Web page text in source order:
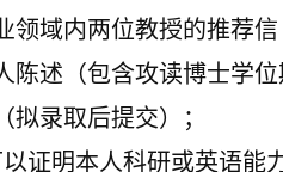
领域内两位教授的推荐
陈述（包含攻读博士学
（拟录取后提交）；
证明本人科研或英语能